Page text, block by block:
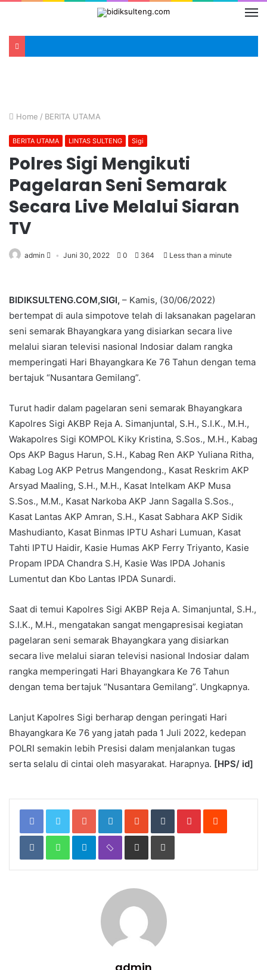
Home / BERITA UTAMA
BERITA UTAMA LINTAS SULTENG Sigi
Polres Sigi Mengikuti
Pagelaran Seni Semarak
Secara Live Melalui Siaran
TV
admin Juni 30, 2022 0 364 Less than a minute
BIDIKSULTENG.COM,SIGI, – Kamis, (30/06/2022)
bertempat di aula simpotove telah di laksanakan pagelaran
seni semarak Bhayangkara yang disiarkan secara live
melalui siaran televisi nasional Indosiar dalam rangka
memperingati Hari Bhayangkara Ke 76 Tahun dengan tema
bertajuk “Nusantara Gemilang”.
Turut hadir dalam pagelaran seni semarak Bhayangkara
Kapolres Sigi AKBP Reja A. Simanjuntal, S.H., S.I.K., M.H.,
Wakapolres Sigi KOMPOL Kiky Kristina, S.Sos., M.H., Kabag
Ops AKP Bagus Harun, S.H., Kabag Ren AKP Yuliana Ritha,
Kabag Log AKP Petrus Mangendong., Kasat Reskrim AKP
Arsyad Maaling, S.H., M.H., Kasat Intelkam AKP Musa
S.Sos., M.M., Kasat Narkoba AKP Jann Sagalla S.Sos.,
Kasat Lantas AKP Amran, S.H., Kasat Sabhara AKP Sidik
Mashudianto, Kasat Binmas IPTU Ashari Lumuan, Kasat
Tahti IPTU Haidir, Kasie Humas AKP Ferry Triyanto, Kasie
Propam IPDA Chandra S.H, Kasie Was IPDA Johanis
Lumentut dan Kbo Lantas IPDA Sunardi.
Saat di temui Kapolres Sigi AKBP Reja A. Simanjuntal, S.H.,
S.I.K., M.H., mengatakan sangat mengapresisai kegiatan
pagelaran seni semarak Bhayangkara yang disiarkan
secara live melalui siaran televisi nasional Indosiar dalam
rangka memperingati Hari Bhayangkara Ke 76 Tahun
dengan tema bertajuk “Nusantara Gemilang”. Ungkapnya.
Lanjut Kapolres Sigi berharap dengan peringati Hari
Bhayangkara Ke 76 yang jatah pada 1 Juli 2022, kedepan
POLRI semakin lebih Presisi dalam menjalankan tugas
serta selalu di cintai oleh masyarakat. Harapnya. [HPS/ id]
Google+LinkedInStumbleUpon
TumblrPinterestReddit
VKontakteWhatsAppTelegramViber Share
Email
Print